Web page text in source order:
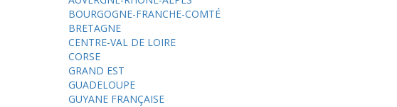
BOURGOGNE-FRANCHE-COMTÉ
BRETAGNE
CENTRE-VAL DE LOIRE
CORSE
GRAND EST
GUADELOUPE
GUYANE FRANÇAISE